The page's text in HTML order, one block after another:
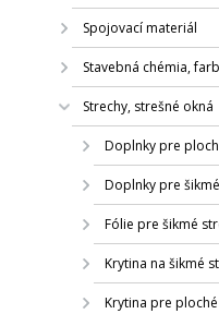
Spojovací materiál
Stavebná chémia,
Strechy, strešné okná
Doplnky pre
Doplnky pre
Fólie pre šikmé
Krytina na šikmé
Krytina pre